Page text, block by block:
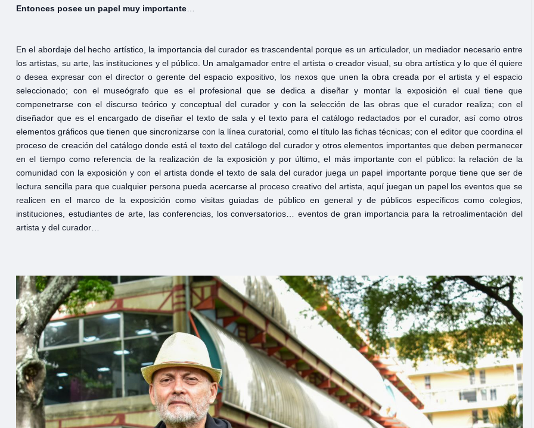
Entonces posee un papel muy importante
En el abordaje del hecho artístico, la importancia del curador es trascendental porque es un articulador, un mediador necesario entre
los artistas, su arte, las instituciones y el público. Un amalgamador entre el artista o creador visual, su obra artística y lo que él quiere
o desea expresar con el director o gerente del espacio expositivo, los nexos que unen la obra creada por el artista y el espacio
seleccionado; con el museógrafo que es el profesional que se dedica a diseñar y montar la exposición el cual tiene que
compenetrarse con el discurso teórico y conceptual del curador y con la selección de las obras que el curador realiza; con el
diseñador que es el encargado de diseñar el texto de sala y el texto para el catálogo redactados por el curador, así como otros
elementos gráficos que tienen que sincronizarse con la línea curatorial, como el título las fichas técnicas; con el editor que coordina el
proceso de creación del catálogo donde está el texto del catálogo del curador y otros elementos importantes que deben permanecer
en el tiempo como referencia de la realización de la exposición y por último, el más importante con el público: la relación de la
comunidad con la exposición y con el artista donde el texto de sala del curador juega un papel importante porque tiene que ser de
lectura sencilla para que cualquier persona pueda acercarse al proceso creativo del artista, aquí juegan un papel los eventos que se
realicen en el marco de la exposición como visitas guiadas de público en general y de públicos específicos como colegios,
instituciones, estudiantes de arte, las conferencias, los conversatorios… eventos de gran importancia para la retroalimentación del
artista y del curador…